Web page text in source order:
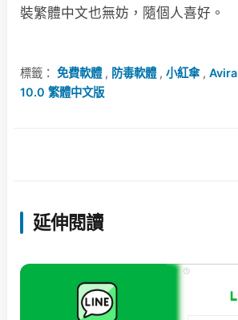
裝繁體中文也無妨，隨個人喜好。
標籤： 免費軟體, 防毒軟體, 小紅傘, Avira
10.0 繁體中文版
延伸閱讀